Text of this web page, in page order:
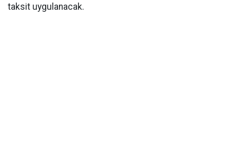
taksit uygulanacak.